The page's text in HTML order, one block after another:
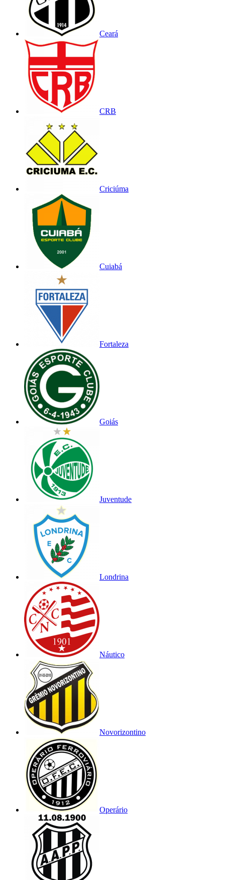
Ceará
CRB
Criciúma
Cuiabá
Fortaleza
Goiás
Juventude
Londrina
Náutico
Novorizontino
Operário